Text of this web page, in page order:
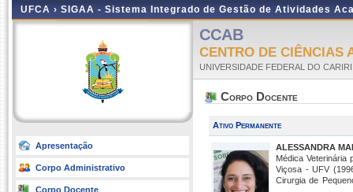
UFCA › SIGAA - Sistema Integrado de Gestão de Atividades
Apresentação
Corpo Administrativo
Corpo Docente
CCAB
CENTRO DE CIÊNCIAS
UNIVERSIDADE FEDERAL DO CARIRI
Corpo Docente
Ativo Permanente
ALESSANDRA
Médica Veterinária
Viçosa - UFV
Cirurgia de